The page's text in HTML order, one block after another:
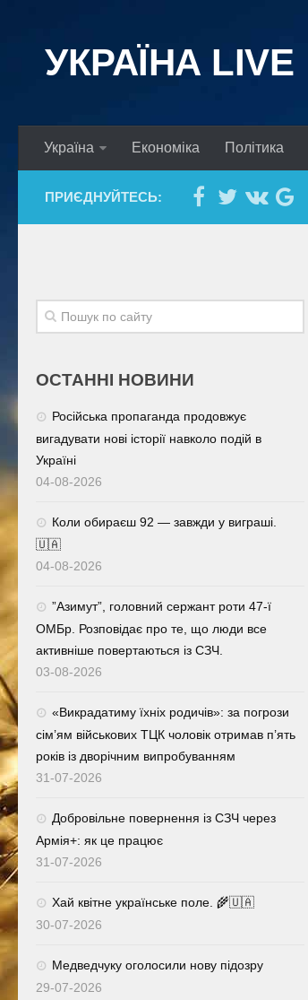
УКРАЇНА LIVE
Україна Економіка Політика
ПРИЄДНУЙТЕСЬ:
ОСТАННІ НОВИНИ
Російська пропаганда продовжує
вигадувати нові історії навколо подій в
Україні
04-08-2026
Коли обираєш 92 — завжди у виграші.
🇺🇦
04-08-2026
⁨”Азимут”, головний сержант роти 47-ї
ОМБр. Розповідає про те, що люди все
активніше повертаються із СЗЧ.
03-08-2026
«Викрадатиму їхніх родичів»: за погрози
сім’ям військових ТЦК чоловік отримав п’ять
років із дворічним випробуванням
31-07-2026
Добровільне повернення із СЗЧ через
Армія+: як це працює
31-07-2026
Хай квітне українське поле. 🌾🇺🇦
30-07-2026
Медведчуку оголосили нову підозру
29-07-2026